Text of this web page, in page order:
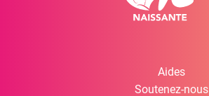
Aides
Soutenez-nous